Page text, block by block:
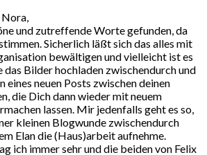
und zutreffende Worte gefunden, da
Sicherlich läßt sich das alles mit
bewältigen und vielleicht ist es
Bilder hochladen zwischendurch und
eines neuen Posts zwischen deinen
die Dich dann wieder mit neuem
lassen. Mir jedenfalls geht es so,
kleinen Blogwunde zwischendurch
Elan die (Haus)arbeit aufnehme.
ich immer sehr und die beiden von Felix